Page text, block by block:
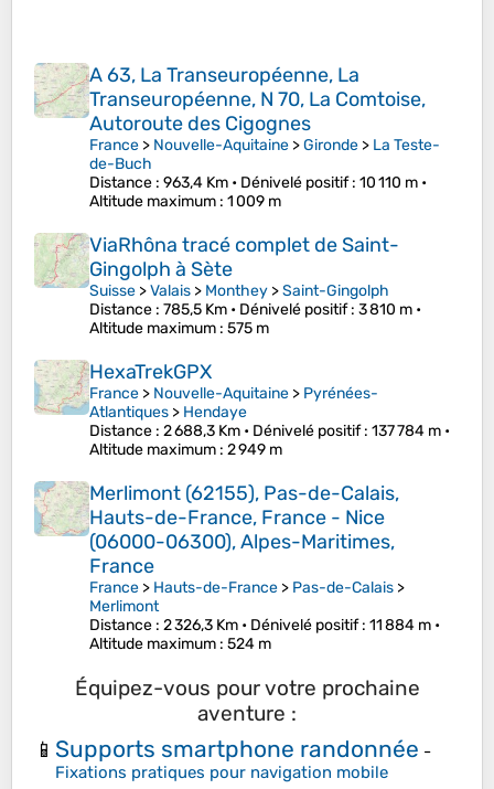
A 63, La Transeuropéenne, La
Transeuropéenne, N 70, La Comtoise,
Autoroute des Cigognes
France > Nouvelle-Aquitaine >Gironde > La Teste-
de-Buch
Distance : 963,4 Km • Dénivelé positif: 10 110 m •
Altitude maximum : 1 009 m
ViaRhôna tracé complet de Saint-
Gingolph à Sète
Suisse >Valais > Monthey >Saint-Gingolph
Distance : 785,5 Km • Dénivelé positif: 3 810 m •
Altitude maximum : 575 m
HexaTrekGPX
France > Nouvelle-Aquitaine > Pyrénées-
Atlantiques > Hendaye
Distance : 2 688,3 Km • Dénivelé positif: 137 784 m •
Altitude maximum : 2 949 m
Merlimont (62155), Pas-de-Calais,
Hauts-de-France, France - Nice
(06000-06300), Alpes-Maritimes,
France
France > Hauts-de-France > Pas-de-Calais >
Merlimont
Distance : 2 326,3 Km • Dénivelé positif: 11 884 m •
Altitude maximum : 524 m
Équipez-vous pour votre prochaine
aventure :
📱 Supports smartphone randonnée -
Fixations pratiques pour navigation mobile